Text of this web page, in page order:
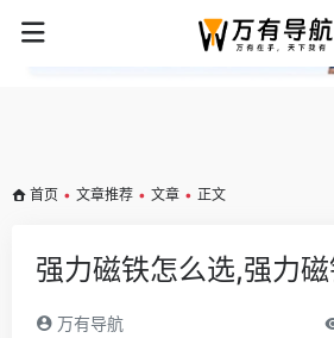
首页 • 文章推荐 • 文章 • 正文
强力磁铁怎么选,强力
万有导航